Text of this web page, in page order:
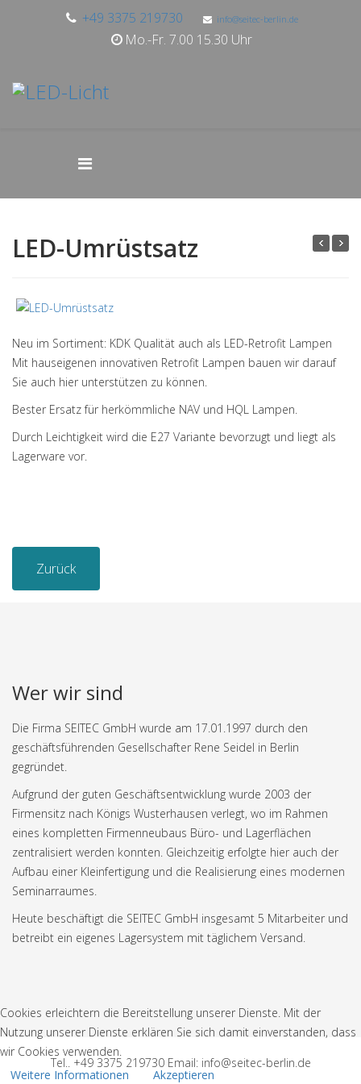
+49 3375 219730 info@seitec-berlin.de
Mo.-Fr. 7.00 15.30 Uhr
LED-Umrüstsatz
Neu im Sortiment: KDK Qualität auch als LED-Retrofit Lampen
Mit hauseigenen innovativen Retrofit Lampen bauen wir darauf
Sie auch hier unterstützen zu können.
Bester Ersatz für herkömmliche NAV und HQL Lampen.
Durch Leichtigkeit wird die E27 Variante bevorzugt und liegt als
Lagerware vor.
Zurück
Wer wir sind
Die Firma SEITEC GmbH wurde am 17.01.1997 durch den
geschäftsführenden Gesellschafter Rene Seidel in Berlin
gegründet.
Aufgrund der guten Geschäftsentwicklung wurde 2003 der
Firmensitz nach Königs Wusterhausen verlegt, wo im Rahmen
eines kompletten Firmenneubaus Büro- und Lagerflächen
zentralisiert werden konnten. Gleichzeitig erfolgte hier auch der
Aufbau einer Kleinfertigung und die Realisierung eines modernen
Seminarraumes.
Heute beschäftigt die SEITEC GmbH insgesamt 5 Mitarbeiter und
betreibt ein eigenes Lagersystem mit täglichem Versand.
Tel.. +49 3375 219730 Email: info@seitec-berlin.de
Cookies erleichtern die Bereitstellung unserer Dienste. Mit der
Nutzung unserer Dienste erklären Sie sich damit einverstanden, dass
wir Cookies verwenden.
Weitere Informationen
Akzeptieren